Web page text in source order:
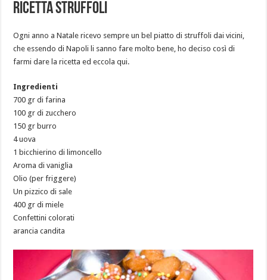
Ricetta Struffoli
Ogni anno a Natale ricevo sempre un bel piatto di struffoli dai vicini,
che essendo di Napoli li sanno fare molto bene, ho deciso così di
farmi dare la ricetta ed eccola qui.
Ingredienti
700 gr di farina
100 gr di zucchero
150 gr burro
4 uova
1 bicchierino di limoncello
Aroma di vaniglia
Olio (per friggere)
Un pizzico di sale
400 gr di miele
Confettini colorati
arancia candita